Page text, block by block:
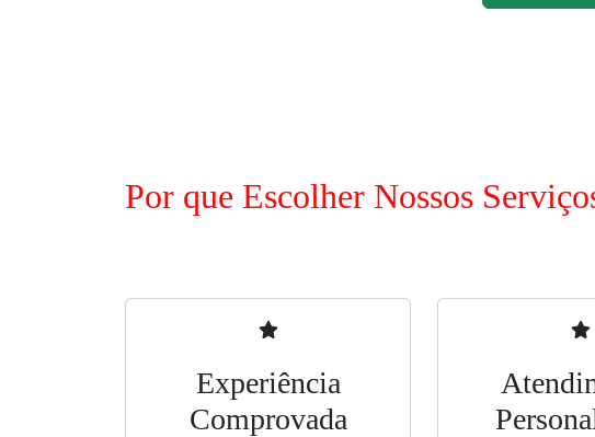
Por que Escolher Nossos
Experiência
Comprovada